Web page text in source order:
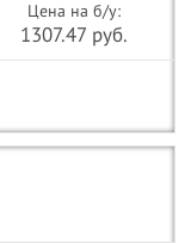
Цена на б/у:
1307.47 руб.